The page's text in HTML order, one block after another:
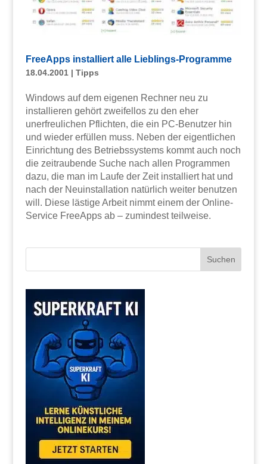
FreeApps installiert alle Lieblings-Programme
18.04.2001| Tipps
Windows auf dem eigenen Rechner neu zu
installieren gehört zweifellos zu den eher
unerfreulichen Pflichten, die ein PC-Benutzer hin
und wieder erfüllen muss. Neben der eigentlichen
Einrichtung des Betriebssystems kommt auch noch
die zeitraubende Suche nach allen Programmen
dazu, die man im Laufe der Zeit installiert hat und
nach der Neuinstallation natürlich weiter benutzen
will. Diese lästige Arbeit nimmt einem der Online-
Service FreeApps ab – zumindest teilweise.